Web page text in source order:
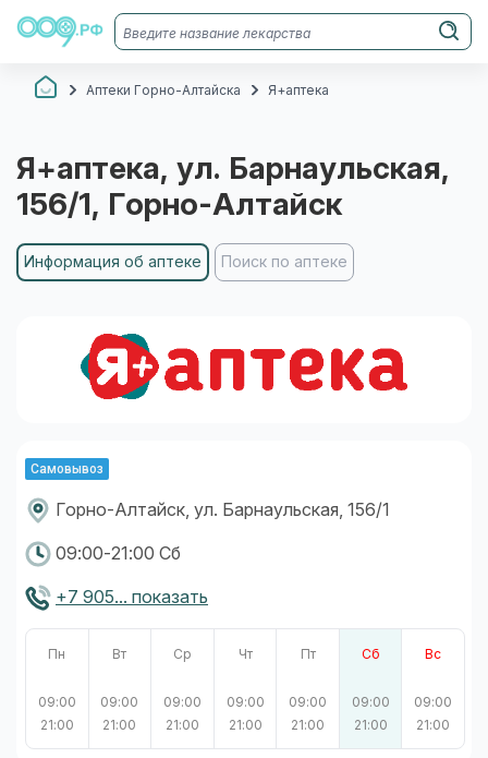
Аптеки Горно-Алтайска Я+аптека
Я+аптека, ул. Барнаульская,
156/1, Горно-Алтайск
Информация об аптеке Поиск по аптеке
Самовывоз
Горно-Алтайск, ул. Барнаульская, 156/1
09:00-21:00 Сб
+7 905... показать
Пн
09:00
21:00
Вт
09:00
21:00
Ср
09:00
21:00
Чт
09:00
21:00
Пт
09:00
21:00
Сб
09:00
21:00
Вс
09:00
21:00